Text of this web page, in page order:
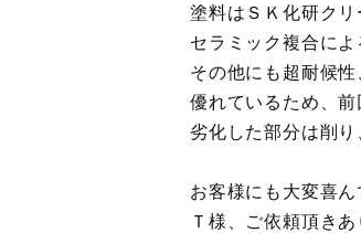
塗料はＳＫ化研クリ
セラミック複合に
その他にも超耐候
優れているため、前
劣化した部分は削り
お客様にも大変喜
Ｔ様、ご依頼頂き